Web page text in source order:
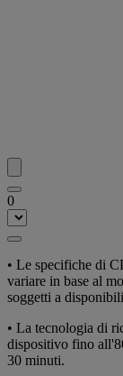
0
• Le specifiche di
variare in base al
soggetti a
• La tecnologia di
dispositivo fino
30 minuti.